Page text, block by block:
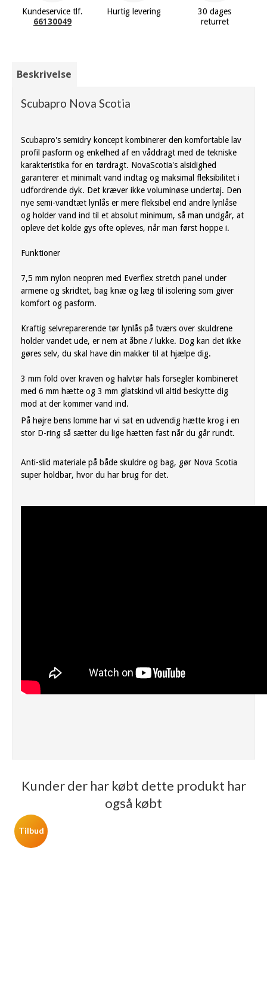
Kundeservice tlf.
66130049
Hurtig levering
30 dages
returret
Beskrivelse
Scubapro Nova Scotia
Scubapro's semidry koncept kombinerer den komfortable lav
profil pasform og enkelhed af en våddragt med de tekniske
karakteristika for en tørdragt. NovaScotia's alsidighed
garanterer et minimalt vand indtag og maksimal fleksibilitet i
udfordrende dyk. Det kræver ikke voluminøse undertøj. Den
nye semi-vandtæt lynlås er mere fleksibel end andre lynlåse
og holder vand ind til et absolut minimum, så man undgår, at
opleve det kolde gys ofte opleves, når man først hoppe i.
Funktioner
7,5 mm nylon neopren med Everflex stretch panel under
armene og skridtet, bag knæ og læg til isolering som giver
komfort og pasform.
Kraftig selvreparerende tør lynlås på tværs over skuldrene
holder vandet ude, er nem at åbne / lukke. Dog kan det ikke
gøres selv, du skal have din makker til at hjælpe dig.
3 mm fold over kraven og halvtør hals forsegler kombineret
med 6 mm hætte og 3 mm glatskind vil altid beskytte dig
mod at der kommer vand ind.
På højre bens lomme har vi sat en udvendig hætte krog i en
stor D-ring så sætter du lige hætten fast når du går rundt.
Anti-slid materiale på både skuldre og bag, gør Nova Scotia
super holdbar, hvor du har brug for det.
Kunder der har købt dette produkt har
også købt
Tilbud